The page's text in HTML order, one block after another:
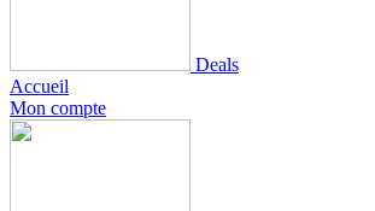
Deals
Accueil
Mon compte